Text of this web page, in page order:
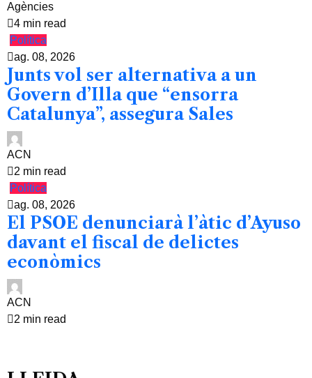
Agències
4 min read
Política
ag. 08, 2026
Junts vol ser alternativa a un
Govern d’Illa que “ensorra
Catalunya”, assegura Sales
ACN
2 min read
Política
ag. 08, 2026
El PSOE denunciarà l’àtic d’Ayuso
davant el fiscal de delictes
econòmics
ACN
2 min read